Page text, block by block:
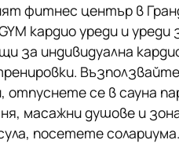
фитнес център в
кардио уреди и
за индивидуална
отпуснете се в сауна
масажни душове и
, посетете солариума.